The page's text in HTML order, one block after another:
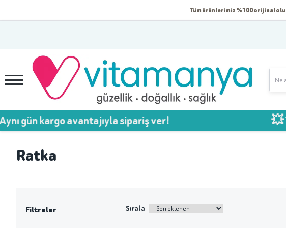
Tüm ürünlerimiz %100 orijinal
gün kargo avantajıyla sipariş ver! 💥
Ratka
Filtreler Sırala